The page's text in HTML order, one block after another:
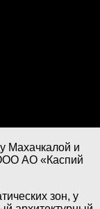
Махачкалой и
АО «Каспий
зон, у